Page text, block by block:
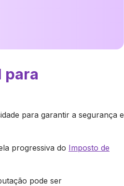
para
para garantir a segurança e
progressiva do Imposto de
pode ser